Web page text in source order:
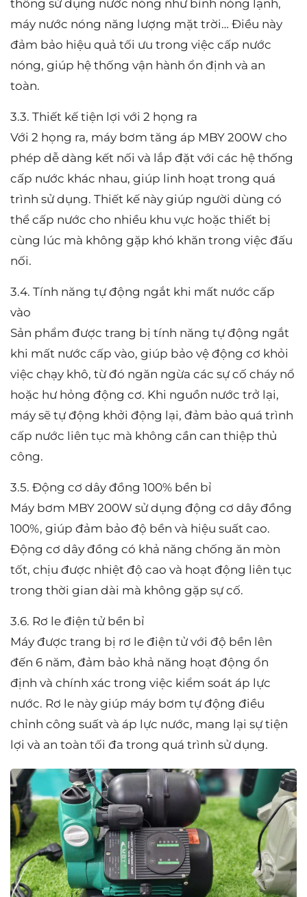
thống sử dụng nước nóng như bình nóng lạnh,
máy nước nóng năng lượng mặt trời… Điều này
đảm bảo hiệu quả tối ưu trong việc cấp nước
nóng, giúp hệ thống vận hành ổn định và an
toàn.
3.3. Thiết kế tiện lợi với 2 họng ra
Với 2 họng ra, máy bơm tăng áp MBY 200W cho
phép dễ dàng kết nối và lắp đặt với các hệ thống
cấp nước khác nhau, giúp linh hoạt trong quá
trình sử dụng. Thiết kế này giúp người dùng có
thể cấp nước cho nhiều khu vực hoặc thiết bị
cùng lúc mà không gặp khó khăn trong việc đấu
nối.
3.4. Tính năng tự động ngắt khi mất nước cấp
vào
Sản phẩm được trang bị tính năng tự động ngắt
khi mất nước cấp vào, giúp bảo vệ động cơ khỏi
việc chạy khô, từ đó ngăn ngừa các sự cố cháy nổ
hoặc hư hỏng động cơ. Khi nguồn nước trở lại,
máy sẽ tự động khởi động lại, đảm bảo quá trình
cấp nước liên tục mà không cần can thiệp thủ
công.
3.5. Động cơ dây đồng 100% bền bỉ
Máy bơm MBY 200W sử dụng động cơ dây đồng
100%, giúp đảm bảo độ bền và hiệu suất cao.
Động cơ dây đồng có khả năng chống ăn mòn
tốt, chịu được nhiệt độ cao và hoạt động liên tục
trong thời gian dài mà không gặp sự cố.
3.6. Rơ le điện tử bền bỉ
Máy được trang bị rơ le điện tử với độ bền lên
đến 6 năm, đảm bảo khả năng hoạt động ổn
định và chính xác trong việc kiểm soát áp lực
nước. Rơ le này giúp máy bơm tự động điều
chỉnh công suất và áp lực nước, mang lại sự tiện
lợi và an toàn tối đa trong quá trình sử dụng.